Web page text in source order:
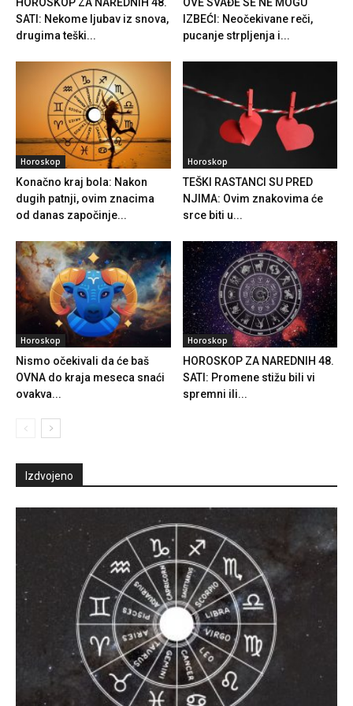
HOROSKOP ZA NAREDNIH 48.
SATI: Nekome ljubav iz snova,
drugima teški...
OVE SVAĐE SE NE MOGU
IZBEĆI: Neočekivane reči,
pucanje strpljenja i...
Horoskop
Konačno kraj bola: Nakon
dugih patnji, ovim znacima
od danas započinje...
Horoskop
TEŠKI RASTANCI SU PRED
NJIMA: Ovim znakovima će
srce biti u...
Horoskop
Nismo očekivali da će baš
OVNA do kraja meseca snaći
ovakva...
Horoskop
HOROSKOP ZA NAREDNIH 48.
SATI: Promene stižu bili vi
spremni ili...
Izdvojeno